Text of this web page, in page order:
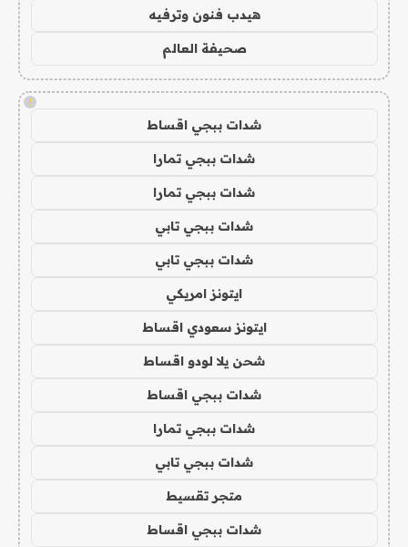
هيدب فنون وترفيه
صحيفة العالم
!
شدات ببجي اقساط
شدات ببجي تمارا
شدات ببجي تمارا
شدات ببجي تابي
شدات ببجي تابي
ايتونز امريكي
ايتونز سعودي اقساط
شحن يلا لودو اقساط
شدات ببجي اقساط
شدات ببجي تمارا
شدات ببجي تابي
متجر تقسيط
شدات ببجي اقساط